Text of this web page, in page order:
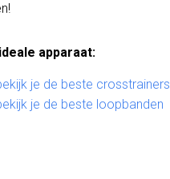
apparaat:
je de beste crosstrainers
je de beste loopbanden